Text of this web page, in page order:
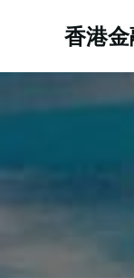
ン
プ
香港